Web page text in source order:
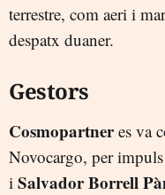
terrestre, com aeri i
despatx duaner.
Gestors
Cosmopartneres va
Novocargo, per
i Salvador Borrell